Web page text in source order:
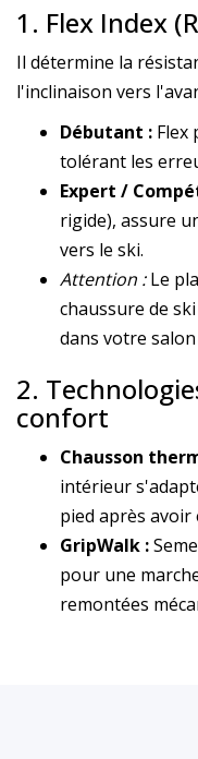
1. Flex Index
Il détermine la
l'inclinaison vers
Débutant : Flex
tolérant les
Expert /
rigide), assure
vers le ski.
Attention :Le
chaussure de
dans votre salon
2.
confort
Chausson
intérieur
pied après avoir
GripWalk :
pour une
remontées